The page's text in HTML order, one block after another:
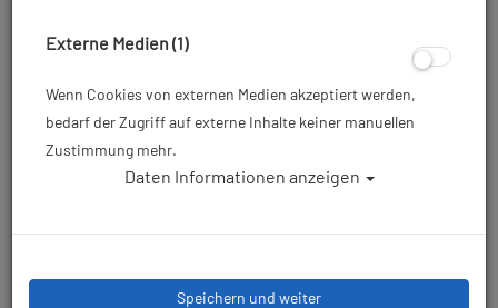
XL
179,00 €*
Externe Medien (1)
Wenn Cookies von externen Medien akzeptiert werden,
bedarf der Zugriff auf externe Inhalte keiner manuellen
Zustimmung mehr.
Daten Informationen anzeigen
Speichern und weiter